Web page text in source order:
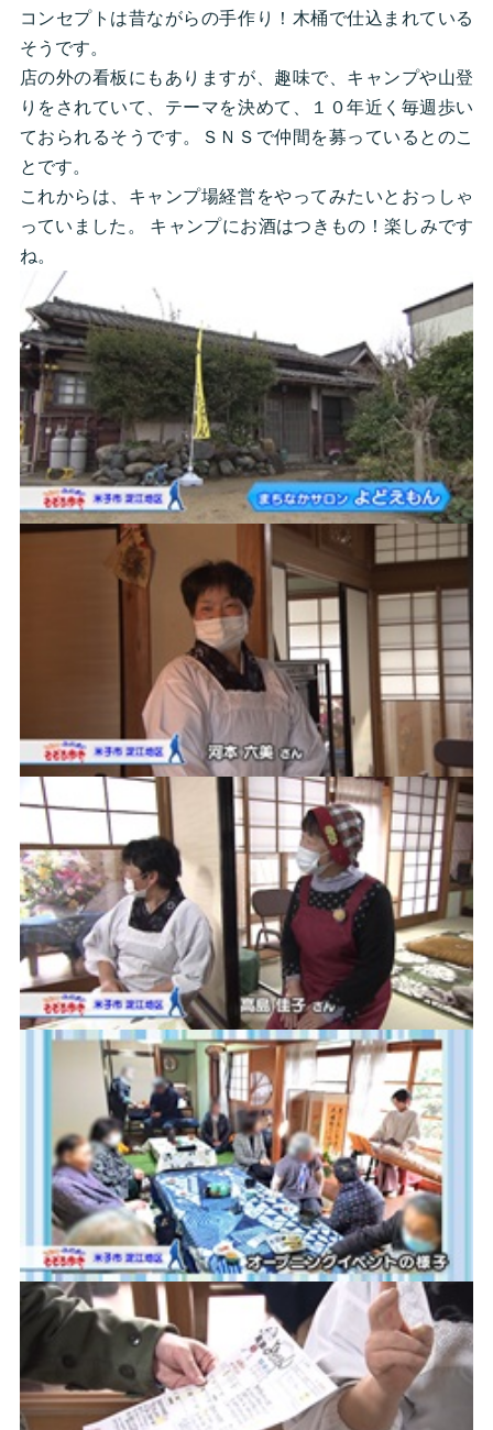
コンセプトは昔ながらの手作り！木桶で仕込まれている
そうです。
店の外の看板にもありますが、趣味で、キャンプや山登
りをされていて、テーマを決めて、１０年近く毎週歩い
ておられるそうです。ＳＮＳで仲間を募っているとのこ
とです。
これからは、キャンプ場経営をやってみたいとおっしゃ
っていました。 キャンプにお酒はつきもの！楽しみです
ね。